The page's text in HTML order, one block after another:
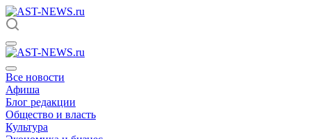
Все новости
Афиша
Блог редакции
Общество и власть
Культура